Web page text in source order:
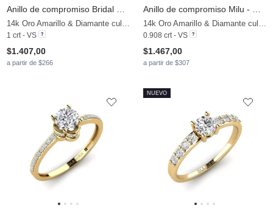
1 crt - VS
$1.407,00
a partir de $266
0.908 crt - VS
$1.467,00
a partir de $307
NUEVO